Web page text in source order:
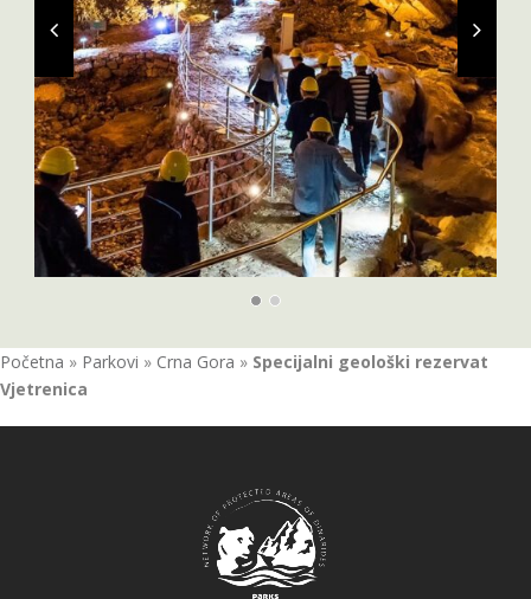
Početna » Parkovi » Crna Gora » Specijalni geološki rezervat
Vjetrenica